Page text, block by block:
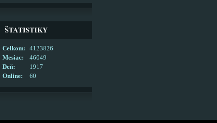
ŠTATISTIKY
Online: 60
Celkom:
4123826
Mesiac:
46049
Deň:
1917